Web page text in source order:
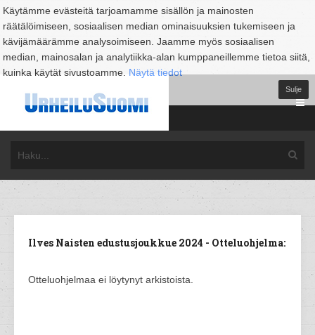
Käytämme evästeitä tarjoamamme sisällön ja mainosten
räätälöimiseen, sosiaalisen median ominaisuuksien tukemiseen ja
kävijämäärämme analysoimiseen. Jaamme myös sosiaalisen
median, mainosalan ja analytiikka-alan kumppaneillemme tietoa siitä,
kuinka käytät sivustoamme. Näytä tiedot
Sulje
Ilves Naisten edustusjoukkue 2024 - Otteluohjelma:
Otteluohjelmaa ei löytynyt arkistoista.